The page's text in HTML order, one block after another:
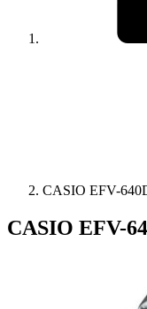
CASIO EFV-
CASIO EFV-